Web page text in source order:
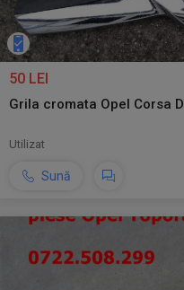
50 LEI
Grila cromata Opel Corsa D
Utilizat
Sună